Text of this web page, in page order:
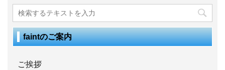
faintのご案内
ご挨拶